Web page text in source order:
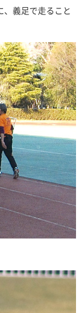
義足で走ること